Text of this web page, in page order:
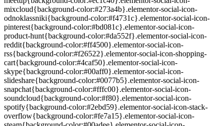
mixcloud{background-color:#273a4b}.elementor-social-icon-
odnoklassniki{background-color:#f4731c}.elementor-social-icon-
pinterest{background-color:#bd081c}.elementor-social-icon-
product-hunt{background-color:#da552f}.elementor-social-icon-
reddit{background-color:#ff4500}.elementor-social-icon-
rss{background-color:#f26522}.elementor-social-icon-shopping-
cart{background-color:#4caf50}.elementor-social-icon-
skype{background-color:#00aff0}.elementor-social-icon-
slideshare{background-color:#0077b5}.elementor-social-icon-
snapchat{background-color:#fffc00}.elementor-social-icon-
soundcloud{background-color:#f80}.elementor-social-icon-
spotify{background-color:#2ebd59}.elementor-social-icon-stack-
overflow{background-color:#fe7a15}.elementor-social-icon-